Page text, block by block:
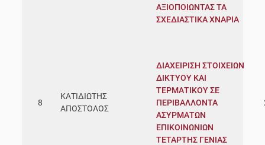
ΑΞΙΟΠΟΙΩΝΤΑΣ ΤΑ
ΣΧΕΔΙΑΣΤΙΚΑ ΧΝΑΡΙΑ
8
ΚΑΤΙΔΙΩΤΗΣ
ΑΠΟΣΤΟΛΟΣ
ΔΙΑΧΕΙΡΙΣΗ ΣΤΟΙΧΕΙΩΝ
ΔΙΚΤΥΟΥ ΚΑΙ
ΤΕΡΜΑΤΙΚΟΥ ΣΕ
ΠΕΡΙΒΑΛΛΟΝΤΑ
ΑΣΥΡΜΑΤΩΝ
ΕΠΙΚΟΙΝΩΝΙΩΝ
ΤΕΤΑΡΤΗΣ ΓΕΝΙΑΣ